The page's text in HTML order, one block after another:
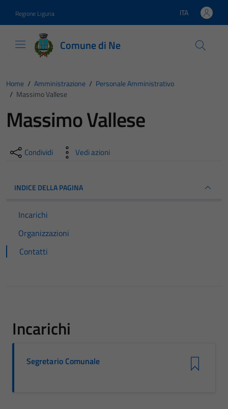
Regione Liguria Lingua attiva:
ITA
Comune di Ne
Home / Amministrazione / Personale Amministrativo
/ Massimo Vallese
Massimo Vallese
Condividi Vedi azioni
INDICE DELLA PAGINA
Incarichi
Organizzazioni
Contatti
Incarichi
Segretario Comunale